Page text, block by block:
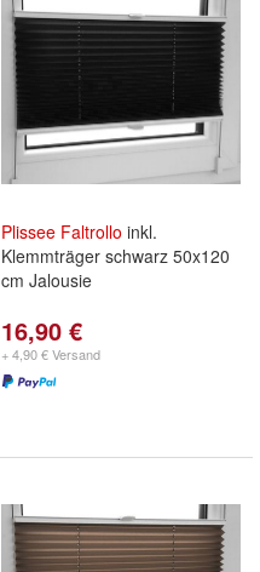
Plissee Faltrollo inkl.
Klemmträger schwarz 50x120
cm Jalousie
16,90 €
+ 4,90 € Versand